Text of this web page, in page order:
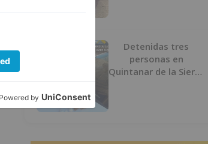
Detenidas tres
personas en
Quintanar de la Sierra